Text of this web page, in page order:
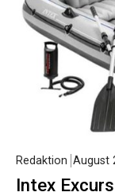
Intex
Redaktion August